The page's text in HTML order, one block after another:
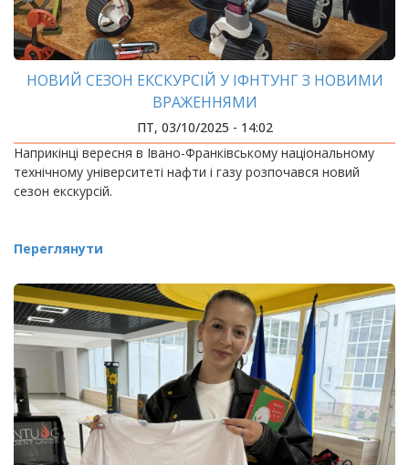
НОВИЙ СЕЗОН ЕКСКУРСІЙ У ІФНТУНГ З НОВИМИ
ВРАЖЕННЯМИ
ПТ, 03/10/2025 - 14:02
Наприкінці вересня в Івано-Франківському національному
технічному університеті нафти і газу розпочався новий
сезон екскурсій.
Переглянути